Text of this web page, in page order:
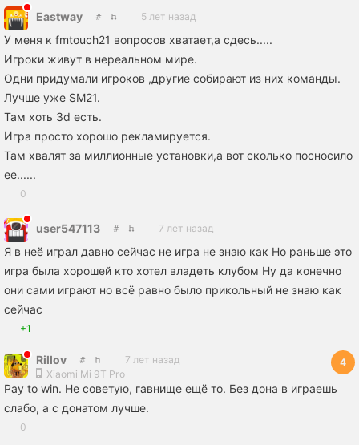
Eastway 5 лет назад
У меня к fmtouch21 вопросов хватает,а сдесь.....
Игроки живут в нереальном мире.
Одни придумали игроков ,другие собирают из них команды.
Лучше уже SM21.
Там хоть 3d есть.
Игра просто хорошо рекламируется.
Там хвалят за миллионные установки,а вот сколько посносило
ее......
0
user547113 7 лет назад
Я в неё играл давно сейчас не игра не знаю как Но раньше это
игра была хорошей кто хотел владеть клубом Ну да конечно
они сами играют но всё равно было прикольный не знаю как
сейчас
+1
Rillov
7 лет назад
Xiaomi Mi 9T Pro
4
Pay to win. Не советую, гавнище ещё то. Без дона в играешь
слабо, а с донатом лучше.
0